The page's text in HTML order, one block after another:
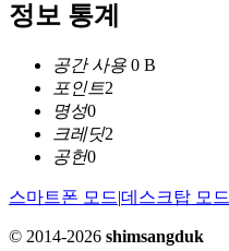
정보 통계
공간 사용 0 B
포인트2
명성0
크레딧2
공헌0
스마트폰 모드|데스크탑 모드
© 2014-2026 shimsangduk